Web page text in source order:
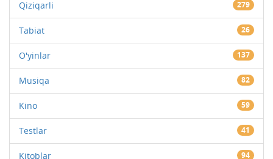
Qiziqarli 279
Tabiat 26
O'yinlar 137
Musiqa 82
Kino 59
Testlar 41
Kitoblar 94